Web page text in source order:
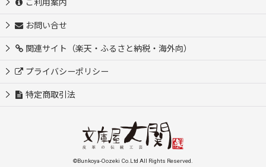
ご利用案内
お問い合せ
関連サイト（楽天・ふるさと納税・海外向）
プライバシーポリシー
特定商取引法
©Bunkoya-Oozeki Co.Ltd All Rights Reserved.